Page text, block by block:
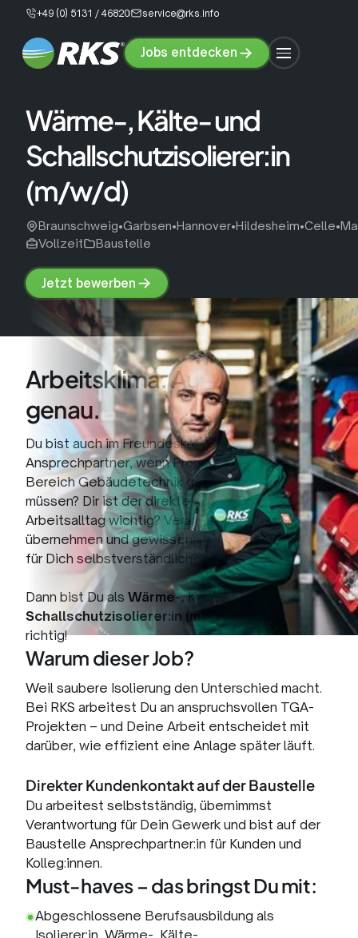
+49 (0) 5131 / 46820 service@rks.info
Jobs entdecken
Jobs
Wärme-, Kälte- und
Schallschutzisolierer:in
(m/w/d)
Braunschweig•Garbsen•Hannover•Hildesheim•Celle•
Vollzeit
Baustelle
Jetzt bewerben
Jetzt
bewerben
Arbeitsklima. Auf's Grad
genau.
Du bist auch im Freundeskreis der erste
Ansprechpartner, wenn Problemlösungen im
Bereich Gebäudetechnik gefunden werden
müssen? Dir ist der direkte Kundenkontakt im
Arbeitsalltag wichtig? Verantwortung
übernehmen und gewissenhaftes Arbeiten sind
für Dich selbstverständlich?
Dann bist Du als Wärme-, Kälte- und
Schallschutzisolierer:in (m/w/d)bei uns genau
richtig!
Warum dieser Job?
Weil saubere Isolierung den Unterschied macht.
Bei RKS arbeitest Du an anspruchsvollen TGA-
Projekten – und Deine Arbeit entscheidet mit
darüber, wie effizient eine Anlage später läuft.
Direkter Kundenkontakt auf der Baustelle
Du arbeitest selbstständig, übernimmst
Verantwortung für Dein Gewerk und bist auf der
Baustelle Ansprechpartner:in für Kunden und
Kolleg:innen.
Must-haves – das bringst Du mit:
Abgeschlossene Berufsausbildung als